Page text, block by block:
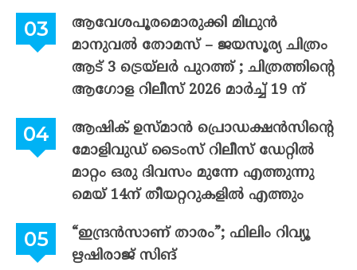
ആവേശപൂരമൊരുക്കി മിഥുൻ
മാനുവൽ തോമസ് – ജയസൂര്യ ചിത്രം
ആട് 3 ട്രെയ്‌ലർ പുറത്ത് ; ചിത്രത്തിന്റെ
ആഗോള റിലീസ് 2026 മാർച്ച് 19 ന്
ആഷിക് ഉസ്മാൻ പ്രൊഡക്ഷൻസിന്റെ
മോളിവുഡ് ടൈംസ് റിലീസ് ഡേറ്റിൽ
മാറ്റം ഒരു ദിവസം മുന്നേ എത്തുന്നു
മെയ് 14ന് തീയറ്ററുകളിൽ എത്തും
“ഇന്ദ്രൻസാണ് താരം”; ഫിലിം റിവ്യൂ
ഋഷിരാജ് സിങ്